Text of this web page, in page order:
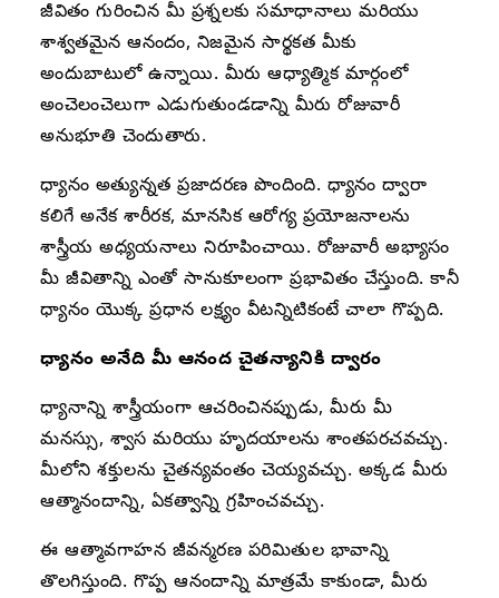
జీవితం గురించిన మీ ప్రశ్నలకు సమాధానాలు మరియు
శాశ్వతమైన ఆనందం, నిజమైన సార్థకత మీకు
అందుబాటులో ఉన్నాయి. మీరు ఆధ్యాత్మిక మార్గంలో
అంచెలంచెలుగా ఎడుగుతుండడాన్ని మీరు రోజువారీ
అనుభూతి చెందుతారు.
ధ్యానం అత్యున్నత ప్రజాదరణ పొందింది. ధ్యానం ద్వారా
కలిగే అనేక శారీరక, మానసిక ఆరోగ్య ప్రయోజనాలను
శాస్త్రీయ అధ్యయనాలు నిరూపించాయి. రోజువారీ అభ్యాసం
మీ జీవితాన్ని ఎంతో సానుకూలంగా ప్రభావితం చేస్తుంది. కానీ
ధ్యానం యొక్క ప్రధాన లక్ష్యం వీటన్నిటికంటే చాలా గొప్పది.
ధ్యానం అనేది మీ ఆనంద చైతన్యానికి ద్వారం
ధ్యానాన్ని శాస్త్రీయంగా ఆచరించినప్పుడు, మీరు మీ
మనస్సు, శ్వాస మరియు హృదయాలను శాంతపరచవచ్చు.
మీలోని శక్తులను చైతన్యవంతం చెయ్యవచ్చు. అక్కడ మీరు
ఆత్మానందాన్ని, ఏకత్వాన్ని గ్రహించవచ్చు.
ఈ ఆత్మావగాహన జీవన్మరణ పరిమితుల భావాన్ని
తొలగిస్తుంది. గొప్ప ఆనందాన్ని మాత్రమే కాకుండా, మీరు